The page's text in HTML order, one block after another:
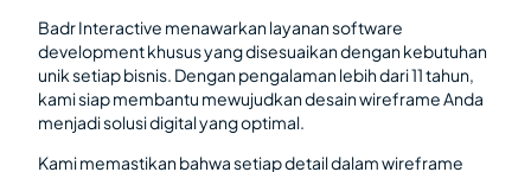
Badr Interactive menawarkan layanan software
development khusus yang disesuaikan dengan kebutuhan
unik setiap bisnis. Dengan pengalaman lebih dari 11 tahun,
kami siap membantu mewujudkan desain wireframe Anda
menjadi solusi digital yang optimal.
Kami memastikan bahwa setiap detail dalam wireframe